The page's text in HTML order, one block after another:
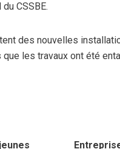
CSSBE.
des nouvelles
les travaux ont été